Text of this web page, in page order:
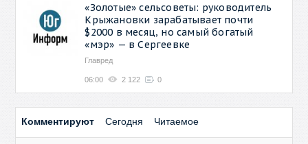
«Золотые» сельсоветы: руководитель
Крыжановки зарабатывает почти
$2000 в месяц, но самый богатый
«мэр» — в Сергеевке
Главред
06:00 2 122 0
Комментируют Сегодня Читаемое